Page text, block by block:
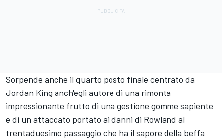
Sorpende anche il quarto posto finale centrato da
Jordan King anch'egli autore di una rimonta
impressionante frutto di una gestione gomme sapiente
e di un attaccato portato ai danni di Rowland al
trentaduesimo passaggio che ha il sapore della beffa